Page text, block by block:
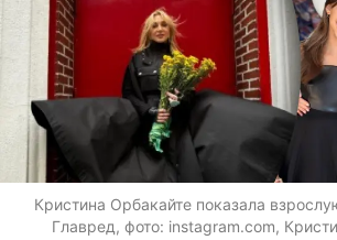
Кристина Орбакайте показала
Главред, фото: instagram.com,